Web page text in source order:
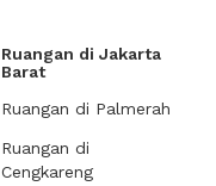
Ruangan di Jakarta
Barat
Ruangan di Palmerah
Ruangan di
Cengkareng